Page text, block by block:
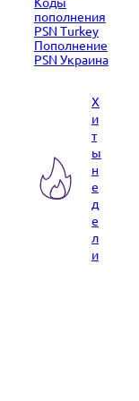
пополнения
PSN Turkey
Пополнение
PSN Украина
Х
и
т
ы
н
е
д
е
л
и